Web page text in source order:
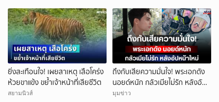
ยิ่งสะเทือนใจ! เผยสาเหตุ เสือโคร่ง
ห้วยขาแข้ง ขย้ำเจ้าหน้าที่เสียชีวิต
สยามนิวส์
ถึงกับเสียความมั่นใจ! พระเอกดัง
นอยด์หนัก กลัวเมียไม่รัก หลังอัป
หน้าใหม่
มุมข่าว